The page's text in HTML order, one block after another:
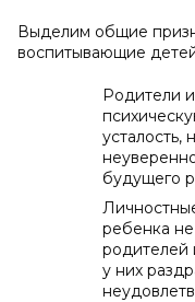
Выделим общие
воспитывающие
Родители
усталость,
будущего
ребенка
родителей
у них